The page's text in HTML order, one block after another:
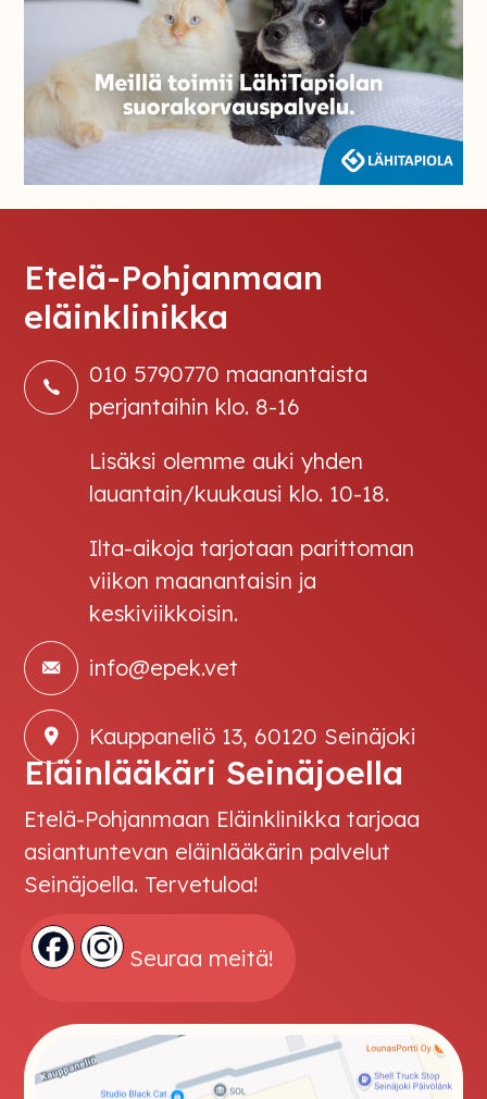
Etelä-Pohjanmaan
eläinklinikka
010 5790770 maanantaista
perjantaihin klo. 8-16
Lisäksi olemme auki yhden
lauantain/kuukausi klo. 10-18.
Ilta-aikoja tarjotaan parittoman
viikon maanantaisin ja
keskiviikkoisin.
info@epek.vet
Kauppaneliö 13, 60120 Seinäjoki
Eläinlääkäri Seinäjoella
Etelä-Pohjanmaan Eläinklinikka tarjoaa
asiantuntevan eläinlääkärin palvelut
Seinäjoella. Tervetuloa!
Seuraa meitä!